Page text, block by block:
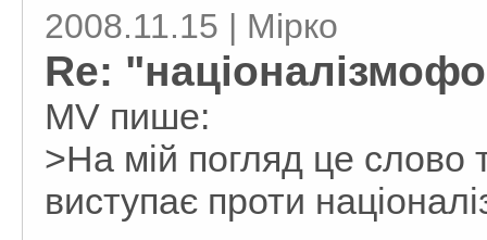
2008.11.15 | Мірко
Re:
MV пише:
>На мій погляд це
виступає проти